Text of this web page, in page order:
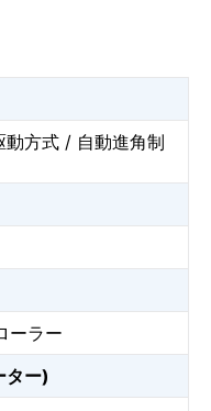
方式 / 自動進角制
ーラー
ター)